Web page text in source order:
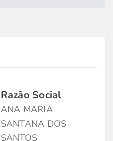
Razão Social
ANA MARIA
SANTANA DOS
SANTOS